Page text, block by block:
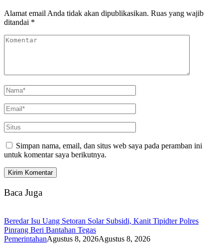
Alamat email Anda tidak akan dipublikasikan. Ruas yang wajib
ditandai *
Simpan nama, email, dan situs web saya pada peramban ini
untuk komentar saya berikutnya.
Baca Juga
Beredar Isu Uang Setoran Solar Subsidi, Kanit Tipidter Polres
Pinrang Beri Bantahan Tegas
PemerintahanAgustus 8, 2026Agustus 8, 2026